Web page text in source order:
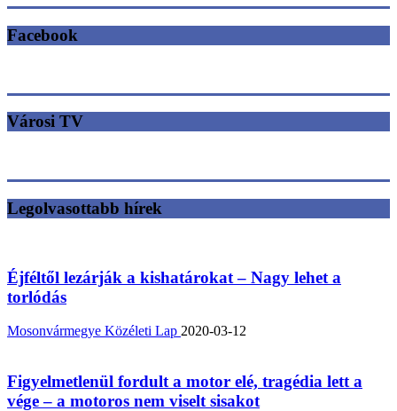
Facebook
Városi TV
Legolvasottabb hírek
Éjféltől lezárják a kishatárokat – Nagy lehet a
torlódás
Mosonvármegye Közéleti Lap 2020-03-12
Figyelmetlenül fordult a motor elé, tragédia lett a
vége – a motoros nem viselt sisakot